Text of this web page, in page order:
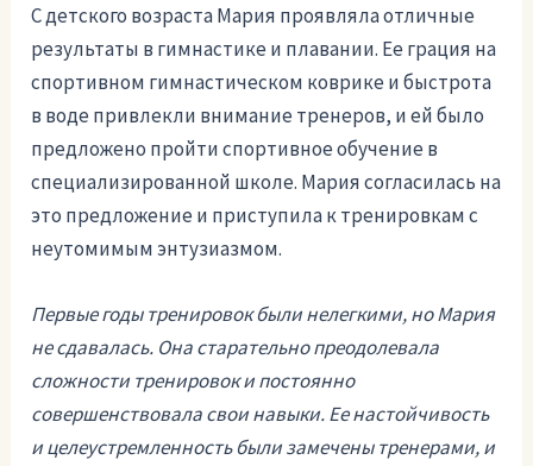
С детского возраста Мария проявляла отличные
результаты в гимнастике и плавании. Ее грация на
спортивном гимнастическом коврике и быстрота
в воде привлекли внимание тренеров, и ей было
предложено пройти спортивное обучение в
специализированной школе. Мария согласилась на
это предложение и приступила к тренировкам с
неутомимым энтузиазмом.
Первые годы тренировок были нелегкими, но Мария
не сдавалась. Она старательно преодолевала
сложности тренировок и постоянно
совершенствовала свои навыки. Ее настойчивость
и целеустремленность были замечены тренерами, и